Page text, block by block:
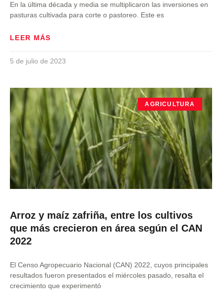
En la última década y media se multiplicaron las inversiones en
pasturas cultivada para corte o pastoreo. Este es
LEER MÁS
5 de julio de 2023
AGRICULTURA
Arroz y maíz zafriña, entre los cultivos
que más crecieron en área según el CAN
2022
El Censo Agropecuario Nacional (CAN) 2022, cuyos principales
resultados fueron presentados el miércoles pasado, resalta el
crecimiento que experimentó